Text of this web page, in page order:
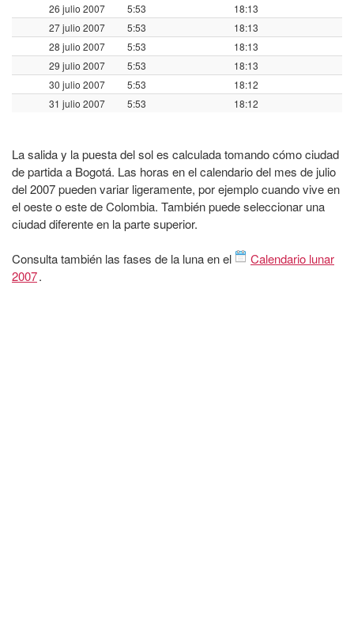
26 julio 2007
5:53
18:13
27 julio 2007
5:53
18:13
28 julio 2007
5:53
18:13
29 julio 2007
5:53
18:13
30 julio 2007
5:53
18:12
31 julio 2007
5:53 18:12
La salida y la puesta del sol es calculada tomando cómo ciudad
de partida a Bogotá. Las horas en el calendario del mes de julio
del 2007 pueden variar ligeramente, por ejemplo cuando vive en
el oeste o este de Colombia. También puede seleccionar una
ciudad diferente en la parte superior.
Consulta también las fases de la luna en el
Calendario lunar
2007.